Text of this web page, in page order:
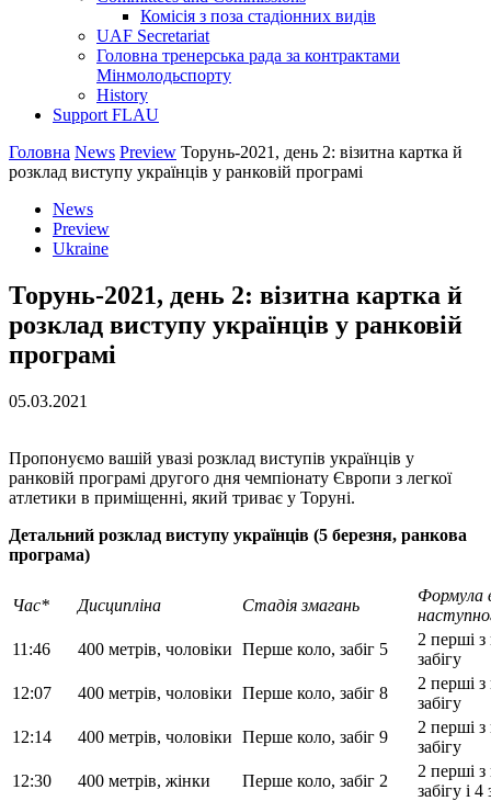
Комісія з поза стадіонних видів
UAF Secretariat
Головна тренерська рада за контрактами
Мінмолодьспорту
History
Support FLAU
Головна News Preview Торунь-2021, день 2: візитна картка й
розклад виступу українців у ранковій програмі
News
Preview
Ukraine
Торунь-2021, день 2: візитна картка й
розклад виступу українців у ранковій
програмі
05.03.2021
Пропонуємо вашій увазі розклад виступів українців у
ранковій програмі другого дня чемпіонату Європи з легкої
атлетики в приміщенні, який триває у Торуні.
Детальний розклад виступу українців (5 березня, ранкова
програма)
Час* Дисципліна Стадія змагань
Формула
11:46
400 метрів, чоловіки Перше коло, забіг 5
2 перші
забігу
12:07
400 метрів, чоловіки Перше коло, забіг 8
2 перші
забігу
12:14
400 метрів, чоловіки Перше коло, забіг 9
2 перші
забігу
12:30
400 метрів, жінки Перше коло, забіг 2
2 перші
забігу і